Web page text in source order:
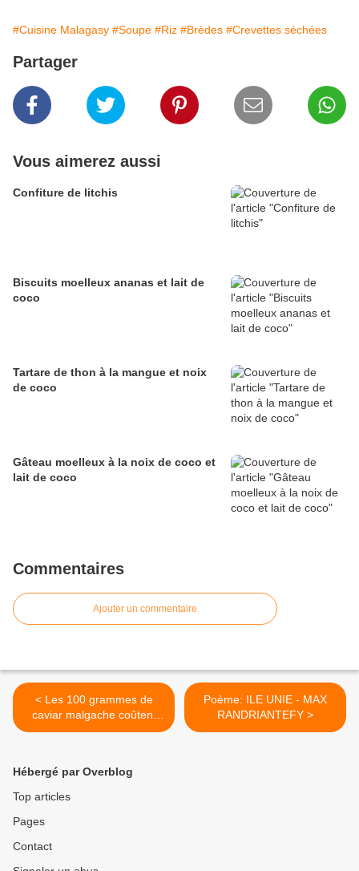
#Cuisine Malagasy #Soupe #Riz #Brèdes #Crevettes séchées
Partager
Vous aimerez aussi
Confiture de litchis
Biscuits moelleux ananas et lait de
coco
Tartare de thon à la mangue et noix
de coco
Gâteau moelleux à la noix de coco et
lait de coco
Commentaires
Ajouter un commentaire
< Les 100 grammes de
caviar malgache coûtent
100 euros
Poème: ILE UNIE - MAX
RANDRIANTEFY >
Hébergé par Overblog
Top articles
Pages
Contact